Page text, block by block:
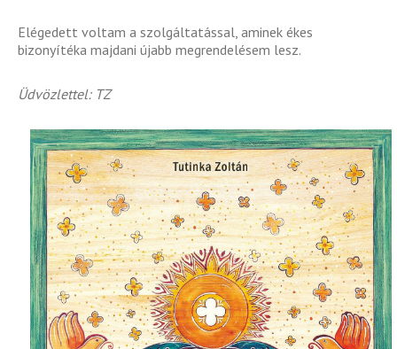
Elégedett voltam a szolgáltatással, aminek ékes
bizonyítéka majdani újabb megrendelésem lesz.
Üdvözlettel: TZ